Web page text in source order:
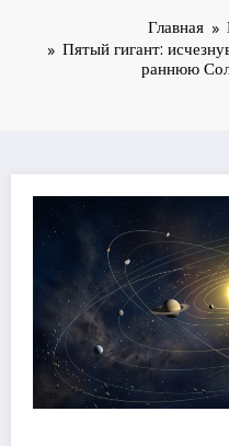
Главная
Пятый гигант:
раннюю